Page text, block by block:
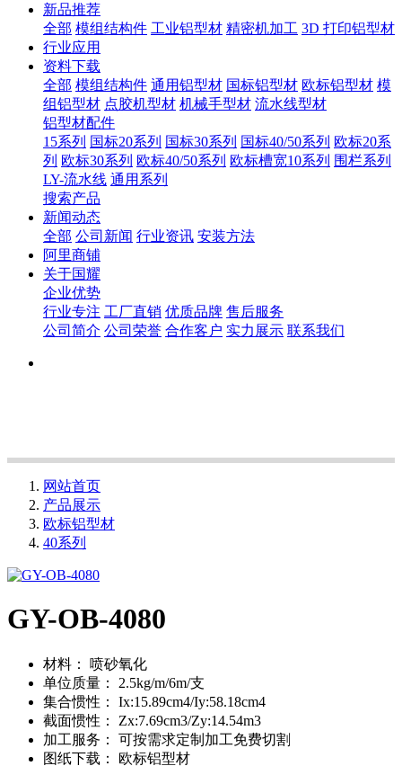
新品推荐
全部 模组结构件 工业铝型材 精密机加工 3D 打印铝型材
行业应用
资料下载
全部 模组结构件 通用铝型材 国标铝型材 欧标铝型材 模
组铝型材 点胶机型材 机械手型材 流水线型材
铝型材配件
15系列 国标20系列 国标30系列 国标40/50系列 欧标20系
列 欧标30系列 欧标40/50系列 欧标槽宽10系列 围栏系列
LY-流水线 通用系列
搜索产品
新闻动态
全部 公司新闻 行业资讯 安装方法
阿里商铺
关于国耀
企业优势
行业专注 工厂直销 优质品牌 售后服务
公司简介 公司荣誉 合作客户 实力展示 联系我们
网站首页
产品展示
欧标铝型材
40系列
GY-OB-4080
材料：
喷砂氧化
单位质量：
2.5kg/m/6m/支
集合惯性：
Ix:15.89cm4/Iy:58.18cm4
截面惯性：
Zx:7.69cm3/Zy:14.54m3
加工服务：
可按需求定制加工免费切割
图纸下载：
欧标铝型材